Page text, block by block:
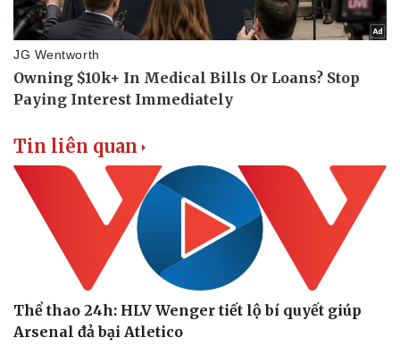
Tin liên quan
Thể thao 24h: HLV Wenger tiết lộ bí quyết giúp
Arsenal đả bại Atletico